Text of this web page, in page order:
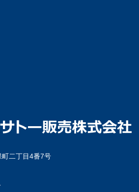
二丁目4番7号